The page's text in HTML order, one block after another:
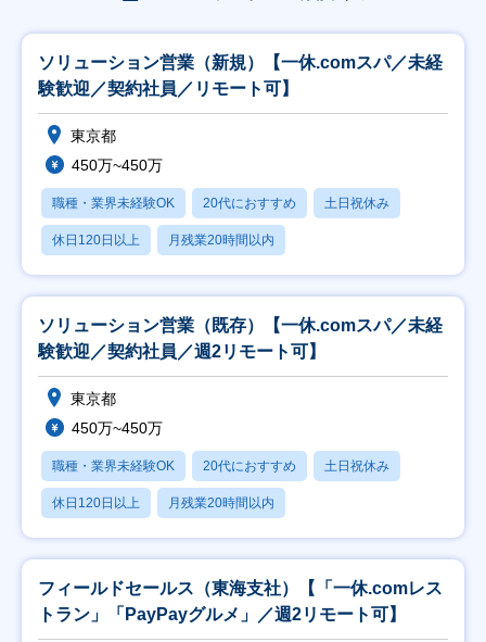
ソリューション営業（新規）【一休.comスパ／未経
験歓迎／契約社員／リモート可】
東京都
450万~450万
職種・業界未経験OK 20代におすすめ 土日祝休み
休日120日以上 月残業20時間以内
ソリューション営業（既存）【一休.comスパ／未経
験歓迎／契約社員／週2リモート可】
東京都
450万~450万
職種・業界未経験OK 20代におすすめ 土日祝休み
休日120日以上 月残業20時間以内
フィールドセールス（東海支社）【「一休.comレス
トラン」「PayPayグルメ」／週2リモート可】